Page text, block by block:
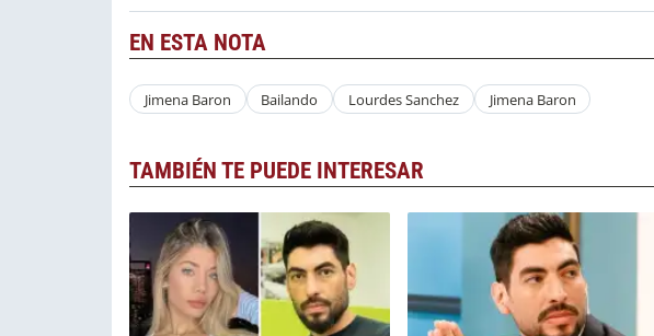
EN ESTA NOTA
Jimena Baron Bailando Lourdes Sanchez Jimena Baron
TAMBIÉN TE PUEDE INTERESAR